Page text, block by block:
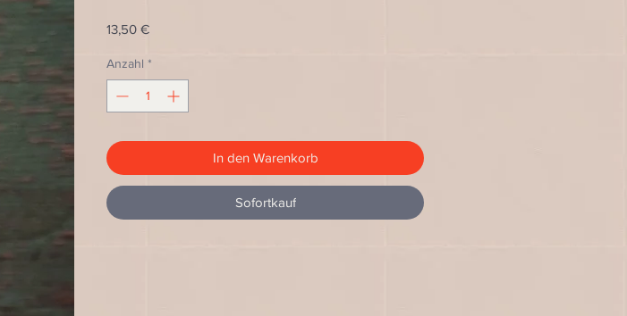
13,50 €Preis
Anzahl *
In den Warenkorb
Sofortkauf